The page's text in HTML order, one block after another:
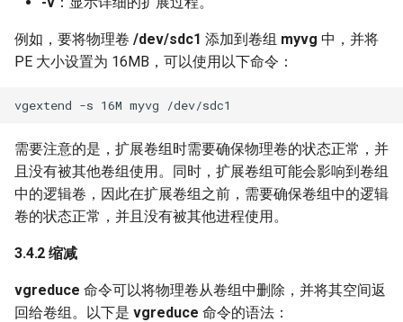
例如，要将物理卷 /dev/sdc1 添加到卷组 myvg 中，并将
PE 大小设置为 16MB，可以使用以下命令：
需要注意的是，扩展卷组时需要确保物理卷的状态正常，并
且没有被其他卷组使用。同时，扩展卷组可能会影响到卷组
中的逻辑卷，因此在扩展卷组之前，需要确保卷组中的逻辑
卷的状态正常，并且没有被其他进程使用。
3.4.2 缩减
vgreduce 命令可以将物理卷从卷组中删除，并将其空间返
回给卷组。以下是 vgreduce 命令的语法：